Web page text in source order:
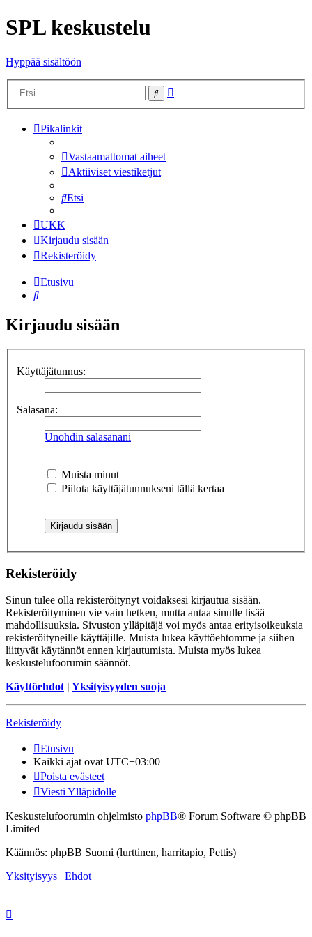
SPL keskustelu
Hyppää sisältöön
Etsi
Pikalinkit
Vastaamattomat aiheet
Aktiiviset viestiketjut
Etsi
UKK
Kirjaudu sisään
Rekisteröidy
Etusivu
Etsi
Kirjaudu sisään
Käyttäjätunnus:
Salasana:
Unohdin salasanani
Muista minut
Piilota käyttäjätunnukseni tällä kertaa
Rekisteröidy
Sinun tulee olla rekisteröitynyt voidaksesi kirjautua sisään.
Rekisteröityminen vie vain hetken, mutta antaa sinulle lisää
mahdollisuuksia. Sivuston ylläpitäjä voi myös antaa erityisoikeuksia
rekisteröityneille käyttäjille. Muista lukea käyttöehtomme ja siihen
liittyvät käytännöt ennen kirjautumista. Muista myös lukea
keskustelufoorumin säännöt.
Käyttöehdot | Yksityisyyden suoja
Rekisteröidy
Etusivu
Kaikki ajat ovat UTC+03:00
Poista evästeet
Viesti Ylläpidolle
Keskustelufoorumin ohjelmisto phpBB® Forum Software © phpBB
Limited
Käännös: phpBB Suomi (lurttinen, harritapio, Pettis)
Yksityisyys | Ehdot